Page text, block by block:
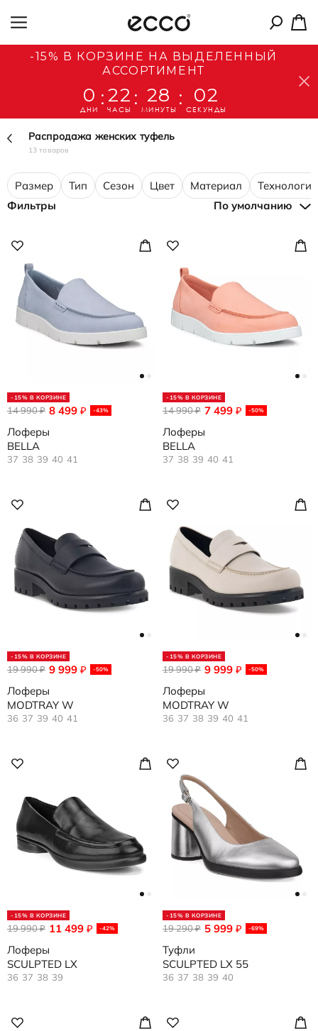
-15% В КОРЗИНЕ НА ВЫДЕЛЕННЫЙ
АССОРТИМЕНТ
0
ДНИ
:22
ЧАСЫ
: 28
МИНУТЫ
: 01
СЕКУНДЫ
Распродажа женских туфель
13 товаров
Размер Тип Сезон Цвет Материал
Технологии
Фильтры
По умолчанию
-15% В КОРЗИНЕ
8 499 ₽ -43%
14 990₽
Лоферы
BELLA
37 38 39 40 41
-15% В КОРЗИНЕ
7 499 ₽ -50%
14 990₽
Лоферы
BELLA
37 38 39 40 41
-15% В КОРЗИНЕ
9 999 ₽ -50%
19 990₽
Лоферы
MODTRAY W
36 37 39 40 41
-15% В КОРЗИНЕ
9 999 ₽ -50%
19 990₽
Лоферы
MODTRAY W
36 37 38 39 40 41
-15% В КОРЗИНЕ
11 499 ₽ -42%
19 990₽
Лоферы
SCULPTED LX
36 37 38 39
-15% В КОРЗИНЕ
5 999 ₽ -69%
19 290₽
Туфли
SCULPTED LX 55
36 37 38 39 40